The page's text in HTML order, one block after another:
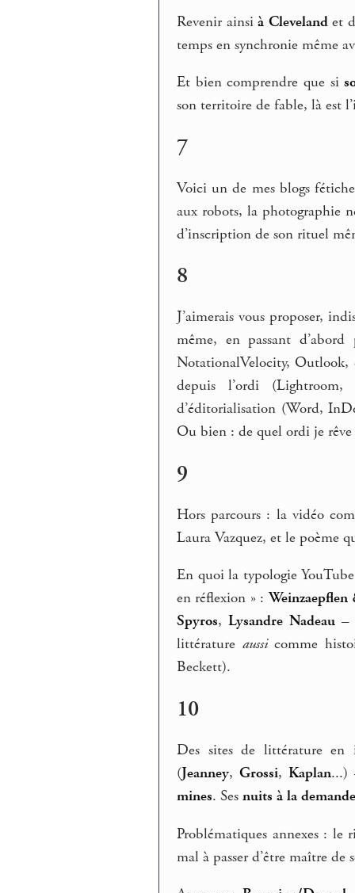
Revenir ainsià Clevelandet
temps en synchronie même
Et bien comprendre que si
son territoire de fable, là est
7
Voici un de mes blogs
aux robots, la photographie
d’inscription de son rituel
8
J’aimerais vous proposer,
même, en passant
NotationalVelocity, Outlook,
depuis l’ordi
d’éditorialisation (Word,
Ou bien : de quel ordi je rêve
9
Hors parcours : la vidéo
Laura Vazquez, et le poème
En quoi la typologie
en réflexion » :
Spyros,Lysandre Nadeau –
littérature aussicomme
Beckett).
10
Des sites de littérature en
(Jeanney, Grossi, Kaplan...)
mines. Sesnuits à la
Problématiques annexes : le
mal à passer d’être maître de